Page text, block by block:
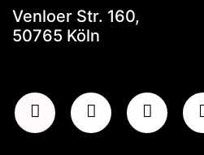
Venloer Str. 160,
50765 Köln